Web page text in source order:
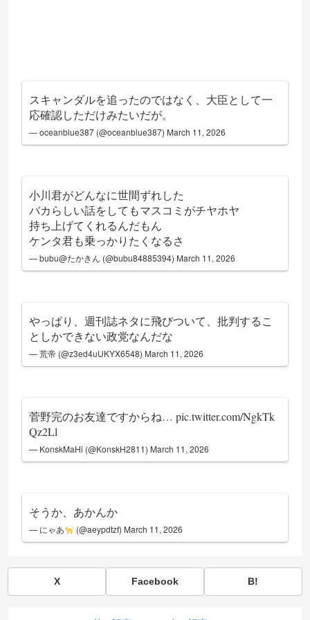
スキャンダルを追ったのではなく、大臣として一
応確認しただけみたいだが。
— oceanblue387 (@oceanblue387) March 11, 2026
小川君がどんなに世間ずれした
バカらしい話をしてもマスコミがチヤホヤ
持ち上げてくれるんだもん
ケンタ君も乗っかりたくなるさ
— bubu@たかきん (@bubu84885394) March 11, 2026
やっぱり、週刊誌ネタに飛びついて、批判するこ
としかできない政党なんだな
— 荒帝 (@z3ed4uUKYX6548) March 11, 2026
菅野完のお友達ですからね…pic.twitter.com/NgkTk
Qz2Ll
— KonskMaHi (@KonskH2811) March 11, 2026
そうか、あかんか
— にゃあ (@aeypdtzf) March 11, 2026
X Facebook B!